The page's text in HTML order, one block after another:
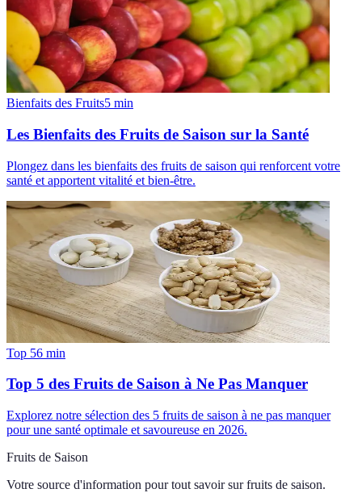
Bienfaits des Fruits5 min
Les Bienfaits des Fruits de Saison sur la Santé
Plongez dans les bienfaits des fruits de saison qui renforcent votre
santé et apportent vitalité et bien-être.
Top 56 min
Top 5 des Fruits de Saison à Ne Pas Manquer
Explorez notre sélection des 5 fruits de saison à ne pas manquer
pour une santé optimale et savoureuse en 2026.
Fruits de Saison
Votre source d'information pour tout savoir sur fruits de saison.